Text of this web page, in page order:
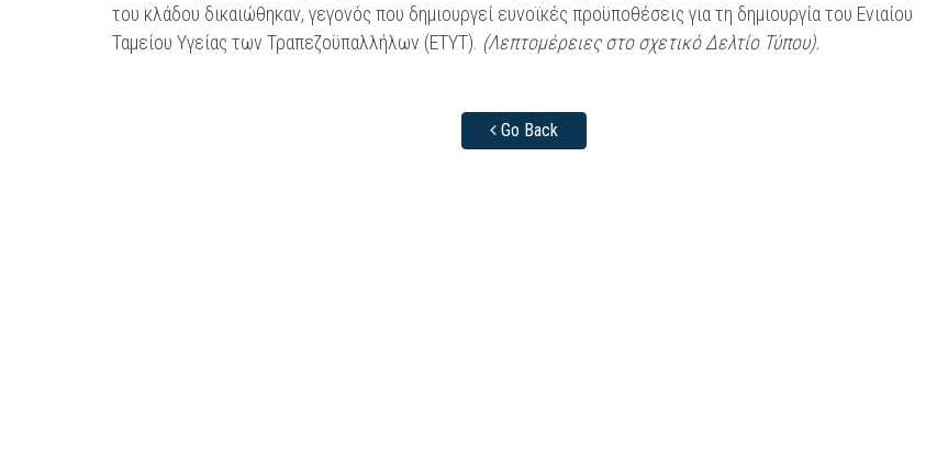
του κλάδου δικαιώθηκαν, γεγονός που δημιουργεί ευνοϊκές προϋποθέσεις για τη δημιουργία του Ενιαίου
Ταμείου Υγείας των Τραπεζοϋπαλλήλων (ΕΤΥΤ). (Λεπτομέρειες στο σχετικό Δελτίο Τύπου).
Go Back